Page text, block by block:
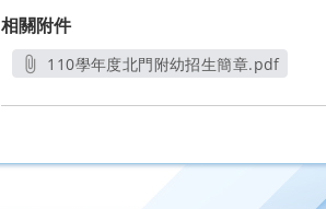
相關附件
110學年度北門附幼招生簡章.pdf